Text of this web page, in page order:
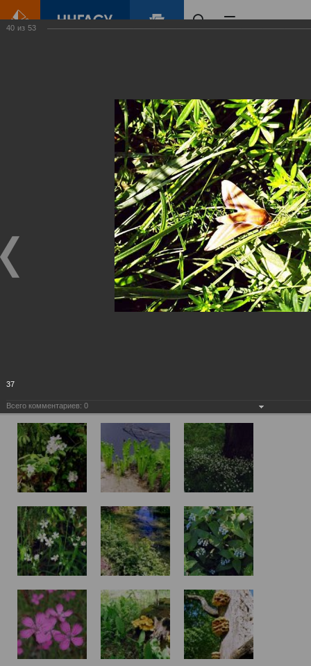
Виртуальные
выставки
(фотоальбомы)
40 из 53
37
Всего комментариев: 0